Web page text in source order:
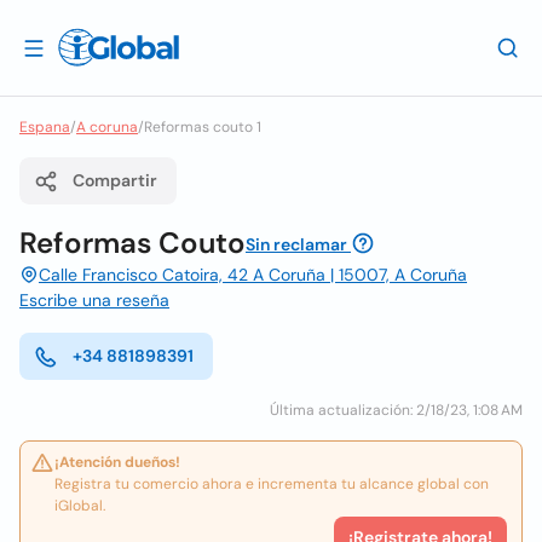
Espana/A coruna/Reformas couto 1
Compartir
Reformas CoutoSin reclamar
Calle Francisco Catoira, 42 A Coruña | 15007, A Coruña
Escribe una reseña
+34 881898391
Última actualización: 2/18/23, 1:08 AM
¡Atención dueños!
Registra tu comercio ahora e incrementa tu alcance global con
iGlobal.
¡Registrate ahora!